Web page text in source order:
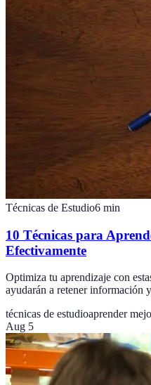
Técnicas de Estudio6 min
10 Técnicas para
Efectivamente
Optimiza tu aprendizaje con
ayudarán a retener información
técnicas de estudioaprender
Aug 5